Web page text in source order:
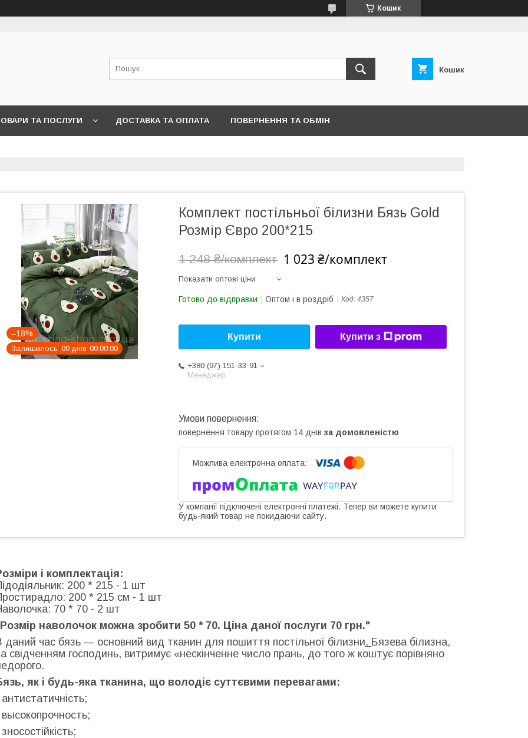
Кошик
Кошик
ТА ПОСЛУГИ ДОСТАВКА ТА ОПЛАТА ПОВЕРНЕННЯ ТА ОБМІН
–18%
Залишилось 00 днів 00 00 00
Комплект постільньої білизни Бязь Gold
Розмір Євро 200*215
1 248 ₴/комплект 1 023 ₴/комплект
Показати оптові ціни
Готово до відправки Оптом і в роздріб Код: 4357
Купити Купити з
+380 (97) 151-33-91
Менеджер
повернення товару протягом 14 днів за домовленістю
У компанії підключені електронні платежі. Тепер ви можете купити
будь-який товар не покидаючи сайту.
і комплектація:
200 * 215 - 1 шт
200 * 215 см - 1 шт
70 * 70 - 2 шт
наволочок можна зробити 50 * 70. Ціна даної послуги 70 грн."
даний час бязь — основний вид тканин для пошиття постільної білизни. Бязева білизна,
свідченням господинь, витримує «нескінченне число прань, до того ж коштує порівняно
як і будь-яка тканина, що володіє суттєвими перевагами:
высокопрочность;